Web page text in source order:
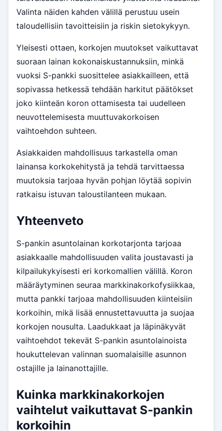
Valinta näiden kahden välillä perustuu usein
taloudellisiin tavoitteisiin ja riskin sietokykyyn.
Yleisesti ottaen, korkojen muutokset vaikuttavat
suoraan lainan kokonaiskustannuksiin, minkä
vuoksi S-pankki suosittelee asiakkailleen, että
sopivassa hetkessä tehdään harkitut päätökset
joko kiinteän koron ottamisesta tai uudelleen
neuvottelemisesta muuttuvakorkoisen
vaihtoehdon suhteen.
Asiakkaiden mahdollisuus tarkastella oman
lainansa korkokehitystä ja tehdä tarvittaessa
muutoksia tarjoaa hyvän pohjan löytää sopivin
ratkaisu istuvan taloustilanteen mukaan.
Yhteenveto
S-pankin asuntolainan korkotarjonta tarjoaa
asiakkaalle mahdollisuuden valita joustavasti ja
kilpailukykyisesti eri korkomallien välillä. Koron
määräytyminen seuraa markkinakorkofysiikkaa,
mutta pankki tarjoaa mahdollisuuden kiinteisiin
korkoihin, mikä lisää ennustettavuutta ja suojaa
korkojen nousulta. Laadukkaat ja läpinäkyvät
vaihtoehdot tekevät S-pankin asuntolainoista
houkuttelevan valinnan suomalaisille asunnon
ostajille ja lainanottajille.
Kuinka markkinakorkojen
vaihtelut vaikuttavat S-pankin
korkoihin